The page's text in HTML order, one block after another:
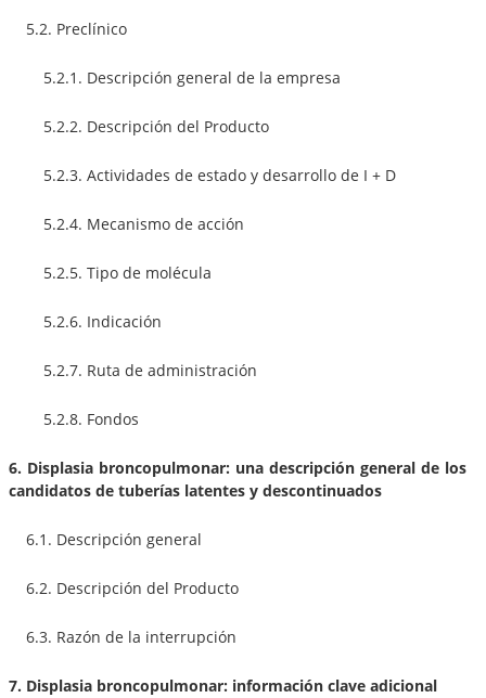
5.2. Preclínico
5.2.1. Descripción general de la empresa
5.2.2. Descripción del Producto
5.2.3. Actividades de estado y desarrollo de I + D
5.2.4. Mecanismo de acción
5.2.5. Tipo de molécula
5.2.6. Indicación
5.2.7. Ruta de administración
5.2.8. Fondos
6. Displasia broncopulmonar: una descripción general de los
candidatos de tuberías latentes y descontinuados
6.1. Descripción general
6.2. Descripción del Producto
6.3. Razón de la interrupción
7. Displasia broncopulmonar: información clave adicional